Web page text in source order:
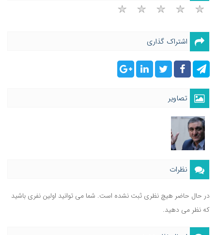
اشتراک گذاری
تصاویر
نظرات
در حال حاضر هیچ نظری ثبت نشده است. شما می توانید اولین نفری باشید
که نظر می دهید.